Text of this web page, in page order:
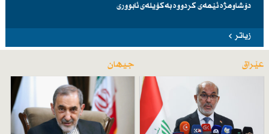
دۆشاومژە ئێمەی کردووە بەکۆیلەی ئابووری
زیاتر
عێراق جیهان